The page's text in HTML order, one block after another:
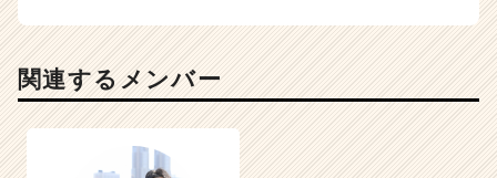
関連するメンバー